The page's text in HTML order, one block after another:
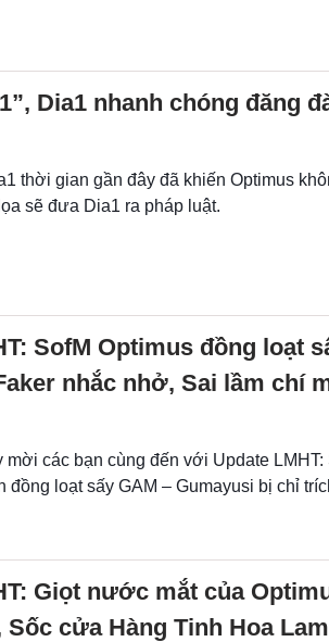
Dia1 nhanh chóng đăng
thời gian gần đây đã khiến Optimus
sẽ đưa Dia1 ra pháp luật.
SofM Optimus đồng loạt
nhắc nhở, Sai lầm chí
mời các bạn cùng đến với Update LMHT:
đồng loạt sấy GAM – Gumayusi bị chỉ
Giọt nước mắt của
cửa Hàng Tinh Hoa